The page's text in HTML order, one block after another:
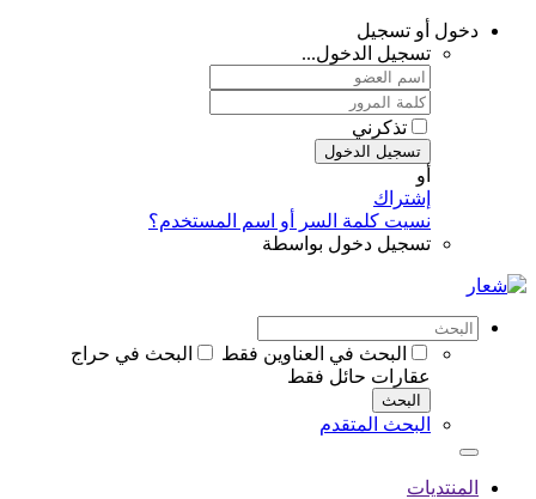
دخول أو تسجيل
تسجيل الدخول...
تذكرني
تسجيل الدخول
أو
إشتراك
نسيت كلمة السر أو اسم المستخدم؟
تسجيل دخول بواسطة
البحث في العناوين فقط
البحث في حراج
عقارات حائل فقط
البحث
البحث المتقدم
المنتديات